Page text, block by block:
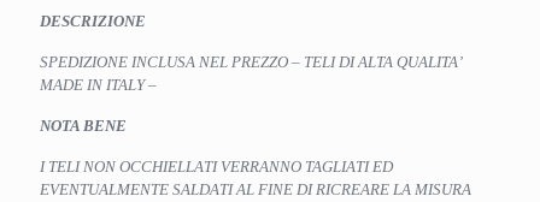
DESCRIZIONE
SPEDIZIONE INCLUSA NEL PREZZO – TELI DI ALTA QUALITA’
MADE IN ITALY –
NOTA BENE
I TELI NON OCCHIELLATI VERRANNO TAGLIATI ED
EVENTUALMENTE SALDATI AL FINE DI RICREARE LA MISURA